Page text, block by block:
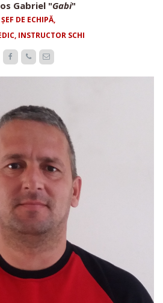
Gabriel "Gabi"
ȘEF DE ECHIPĂ,
INSTRUCTOR SCHI
  